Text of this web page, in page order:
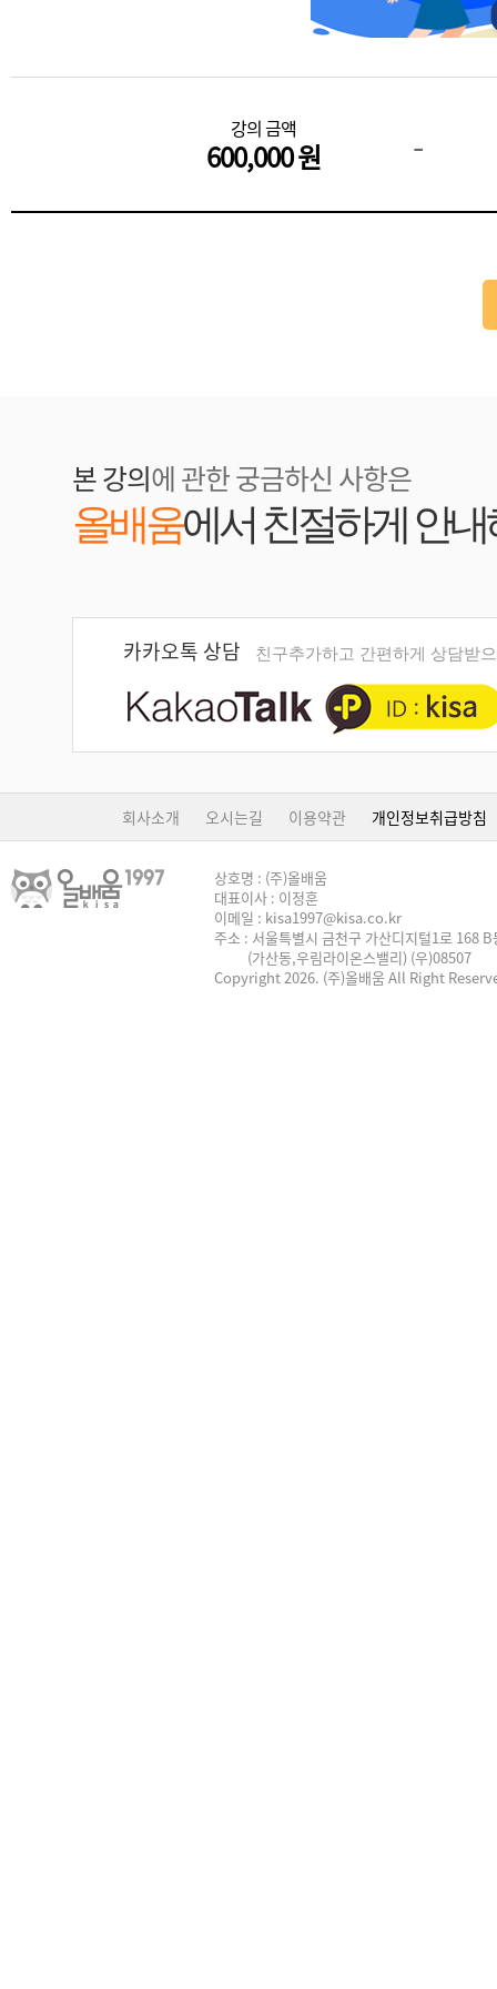
강의 금액
600,000 원 -
본 강의에 관한 궁금하신 사항은
올배움에서 친절하게 안
카카오톡 상담 친구추가하고 간편하게 상담받
회사소개 오시는길 이용약관 개인정보취급방침
상호명 : (주)올배움
대표이사 : 이정훈
이메일 : kisa1997@kisa.co.kr
주소 : 서울특별시 금천구 가산디지털1로 168
(가산동,우림라이온스밸리) (우)08507
Copyright 2026. (주)올배움 All Right